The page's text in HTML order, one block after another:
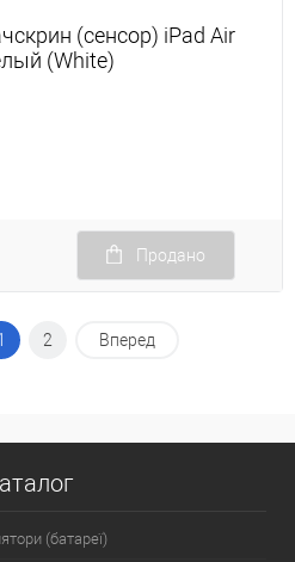
(сенсор) iPad Air
(White)
Продано
2 Вперед
(батареї)